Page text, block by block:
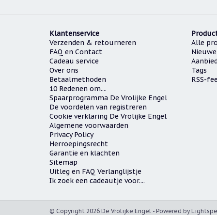
Klantenservice
Verzenden & retourneren
FAQ en Contact
Cadeau service
Over ons
Betaalmethoden
10 Redenen om....
Spaarprogramma De Vrolijke Engel
De voordelen van registreren
Cookie verklaring De Vrolijke Engel
Algemene voorwaarden
Privacy Policy
Herroepingsrecht
Garantie en klachten
Sitemap
Uitleg en FAQ Verlanglijstje
Ik zoek een cadeautje voor....
Alle
Tags
RSS-
© Copyright 2026 De Vrolijke Engel - Powered by